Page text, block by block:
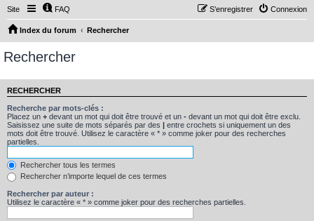
Site FAQ Connexion
S’enregistrer
Index du forum Rechercher
Rechercher
RECHERCHER
Recherche par mots-clés :
Placez un + devant un mot qui doit être trouvé et un - devant un mot qui doit être exclu.
Saisissez une suite de mots séparés par des | entre crochets si uniquement un des
mots doit être trouvé. Utilisez le caractère « * » comme joker pour des recherches
partielles.
Rechercher tous les termes
Rechercher n’importe lequel de ces termes
Rechercher par auteur :
Utilisez le caractère « * » comme joker pour des recherches partielles.